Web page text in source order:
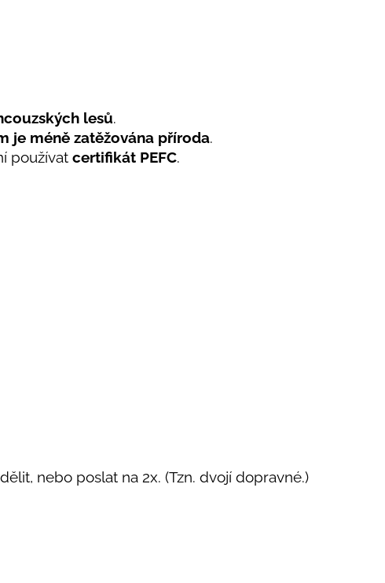
lesů.
je méně zatěžována příroda.
používat certifikát PEFC.
nebo poslat na 2x. (Tzn. dvojí dopravné.)